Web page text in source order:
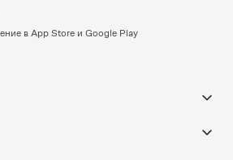
в App Store и Google Play